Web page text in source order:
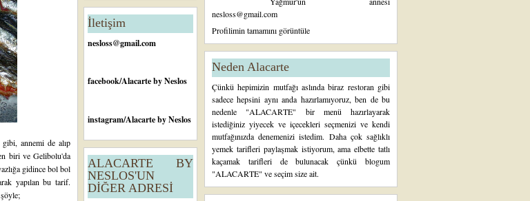
gibi, annemi de alıp
biri ve Gelibolu'da
gidince bol bol
yapılan bu tarif.
İletişim
nesloss@gmail.com
facebook/Alacarte by Neslos
instagram/Alacarte by Neslos
ALACARTE BY
NESLOS'UN
DİĞER ADRESİ
nesloss@gmail.com
Profilimin tamamını görüntüle
Neden Alacarte
Çünkü hepimizin mutfağı aslında biraz restoran gibi
sadece hepsini aynı anda hazırlamıyoruz, ben de bu
nedenle "ALACARTE" bir menü hazırlayarak
istediğiniz yiyecek ve içecekleri seçmenizi ve kendi
mutfağınızda denemenizi istedim. Daha çok sağlıklı
yemek tarifleri paylaşmak istiyorum, ama elbette tatlı
kaçamak tarifleri de bulunacak çünkü blogum
"ALACARTE" ve seçim size ait.